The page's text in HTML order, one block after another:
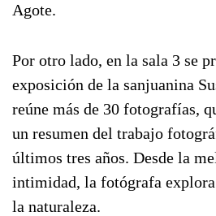
Agote.
Por otro lado, en la sala 3 se
exposición de la sanjuanina
reúne más de 30 fotografías,
un resumen del trabajo
últimos tres años. Desde la
intimidad, la fotógrafa
la naturaleza.